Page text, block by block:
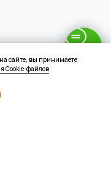
сайте, вы принимаете
Cookie-файлов